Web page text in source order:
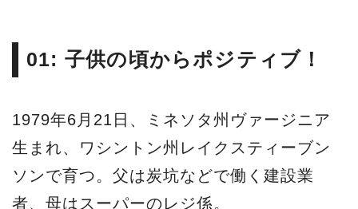
01: 子供の頃からポジティブ！
1979年6月21日、ミネソタ州ヴァージニア
生まれ、ワシントン州レイクスティーブン
ソンで育つ。父は炭坑などで働く建設業
者、母はスーパーのレジ係。